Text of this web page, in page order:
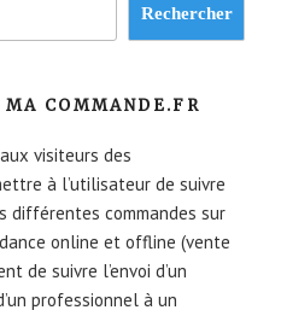
Rechercher
COMMANDE.FR
visiteurs des
à l’utilisateur de suivre
différentes commandes sur
online et offline (vente
de suivre l’envoi d’un
professionnel à un